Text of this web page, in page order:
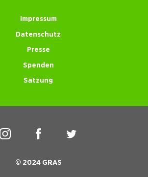
Impressum
Datenschutz
Presse
Spenden
Satzung
© 2024 GRAS